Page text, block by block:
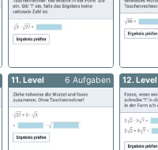
11. Level 6 Aufgaben 12. Level